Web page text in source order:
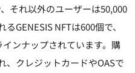
それ以外のユーザーは50,000
GENESIS NFTは600個で、
ンナップされています。購
、クレジットカードやOASで